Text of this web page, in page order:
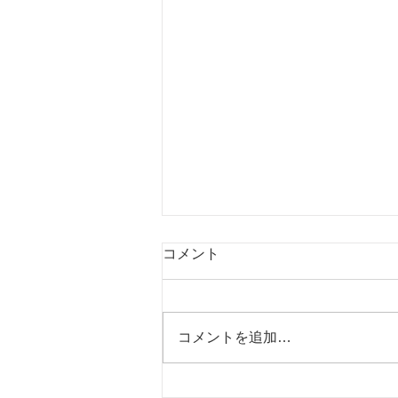
コメント
コメントを追加…